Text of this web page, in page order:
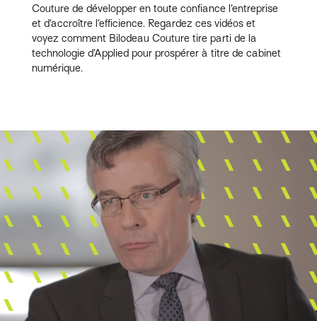
Couture de développer en toute confiance l’entreprise
et d’accroître l’efficience. Regardez ces vidéos et
voyez comment Bilodeau Couture tire parti de la
technologie d’Applied pour prospérer à titre de cabinet
numérique.